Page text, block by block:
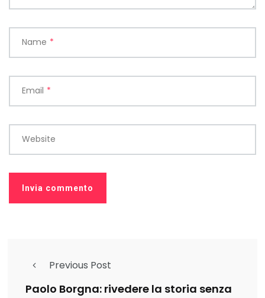
Name *
Email *
Website
Previous Post
Paolo Borgna: rivedere la storia senza